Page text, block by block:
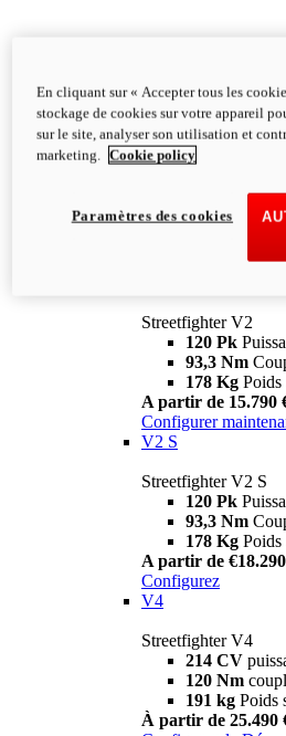
Streetfighter V2
120 Pk
93,3 Nm
178 Kg Poids
A partir de 15.790
Configurer
V2 S
Streetfighter V2 S
120 Pk
93,3 Nm
178 Kg Poids
A partir de €18.290
Configurez
V4
Streetfighter V4
214 CV
120 Nm
191 kg Poids
À partir de 25.490
En cliquant sur « Accepter tous les
stockage de cookies sur votre appareil
sur le site, analyser son utilisation et
marketing.
Cookie policy
Paramètres des cookies